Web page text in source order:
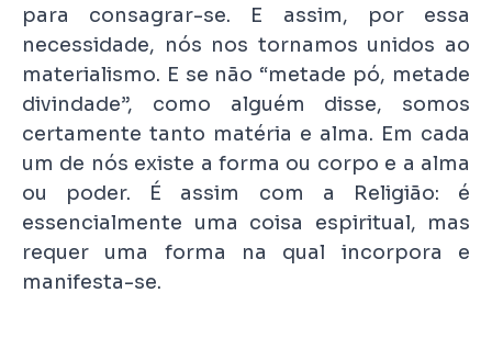
para consagrar-se. E assim, por essa
necessidade, nós nos tornamos unidos ao
materialismo. E se não “metade pó, metade
divindade”, como alguém disse, somos
certamente tanto matéria e alma. Em cada
um de nós existe a forma ou corpo e a alma
ou poder. É assim com a Religião: é
essencialmente uma coisa espiritual, mas
requer uma forma na qual incorpora e
manifesta-se.